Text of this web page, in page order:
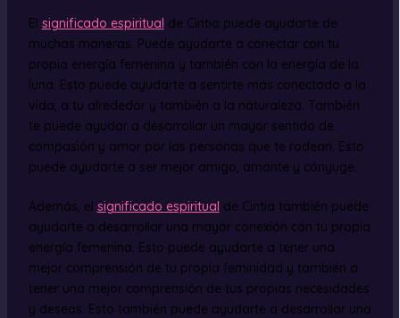
El significado espiritual de Cintia puede ayudarte de
muchas maneras. Puede ayudarte a conectar con tu
propia energía femenina y también con la energía de la
luna. Esto puede ayudarte a sentirte más conectado a la
vida, a tu alrededor y también a la naturaleza. También
te puede ayudar a desarrollar un mayor sentido de
compasión y amor por las personas que te rodean. Esto
puede ayudarte a ser mejor amigo, amante y cónyuge.
Además, el significado espiritual de Cintia también puede
ayudarte a desarrollar una mayor conexión con tu propia
energía femenina. Esto puede ayudarte a tener una
mejor comprensión de tu propia feminidad y también a
tener una mejor comprensión de tus propias necesidades
y deseos. Esto también puede ayudarte a desarrollar una